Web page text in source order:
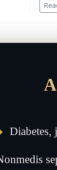
Diabetes,